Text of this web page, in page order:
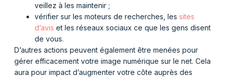
veillez à les maintenir ;
vérifier sur les moteurs de recherches, les sites
d’avis et les réseaux sociaux ce que les gens disent
de vous.
D’autres actions peuvent également être menées pour
gérer efficacement votre image numérique sur le net. Cela
aura pour impact d’augmenter votre côte auprès des